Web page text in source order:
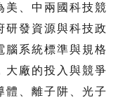
美、中兩國科技競
研發資源與科技政
腦系統標準與規格
大廠的投入與競爭
體、離子阱、光子